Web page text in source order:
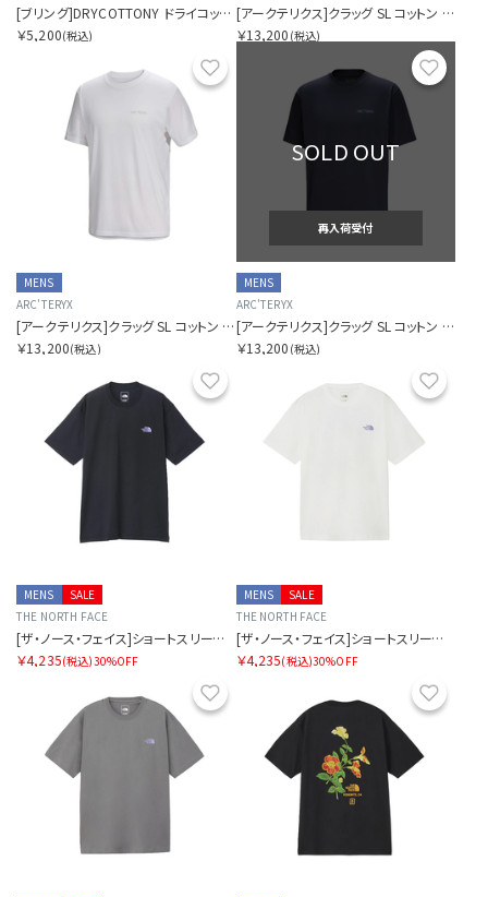
[ブリング]DRYCOTTONY ドライコットニー スリーブレスTシャツ
￥5,200(税込)
[アークテリクス]クラッグ SL コットン ブラード バード ショートスリーブ メンズ
￥13,200 (税込)
お気に入り
MENS
ARC'TERYX
[アークテリクス]クラッグ SL コットン ブラード バード ショートスリーブ メンズ
￥13,200(税込)
SOLD OUT
再入荷受付
MENS
ARC'TERYX
[アークテリクス]クラッグ SL コットン ブラード バード ショートスリーブ メンズ
￥13,200 (税込)
お気に入り
SALE
MENS
THE NORTH FACE
[ザ・ノース・フェイス]ショートスリーブマウンテンフラワーティー
￥4,235(税込)30%OFF
SALE
MENS
THE NORTH FACE
[ザ・ノース・フェイス]ショートスリーブマウンテンフラワーティー
￥4,235(税込)30%OFF
お気に入り